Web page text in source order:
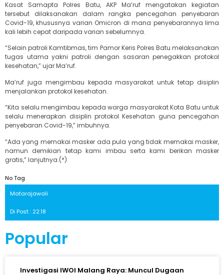
Kasat Samapta Polres Batu, AKP Ma’ruf mengatakan kegiatan
tersebut dilaksanakan dalam rangka pencegahan penyebaran
Covid-19, khususnya varian Omicron di mana penyebarannya lima
kali lebih cepat daripada varian sebelumnya.
“Selain patroli Kamtibmas, tim Pamor Keris Polres Batu melaksanakan
tugas utama yakni patroli dengan sasaran penegakkan protokol
kesehatan,” ujar Ma’ruf.
Ma’ruf juga mengimbau kepada masyarakat untuk tetap disiplin
menjalankan protokol kesehatan.
“Kita selalu mengimbau kepada warga masyarakat Kota Batu untuk
selalu menerapkan disiplin protokol Kesehatan guna pencegahan
penyebaran Covid-19,” imbuhnya.
“Ada yang memakai masker ada pula yang tidak memakai masker,
namun demikian tetap kami imbau serta kami berikan masker
gratis,” lanjutnya.(*)
No Tag
Matarajawali
Di Post : 22:18
Popular
Investigasi IWOI Malang Raya: Muncul Dugaan